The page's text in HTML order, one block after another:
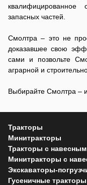
запасных частей.
Смолтра – это не
доказавшее свою
сами и позвольте
аграрной и
Выбирайте Смолтра –
Тракторы
Минитракторы
Тракторы с
Минитракторы с
Экскаваторы-
Гусеничные тракторы